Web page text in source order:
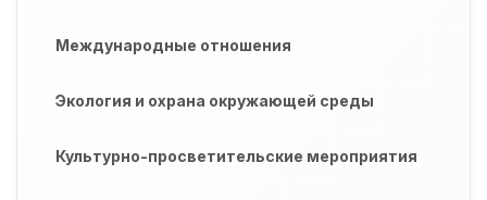
Международные отношения
Экология и охрана окружающей среды
Культурно-просветительские мероприятия